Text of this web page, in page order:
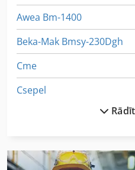
Awea Bm-1400
Beka-Mak Bmsy-230Dgh
Cme
Csepel
Gildemeister Ctx 200
Hermle